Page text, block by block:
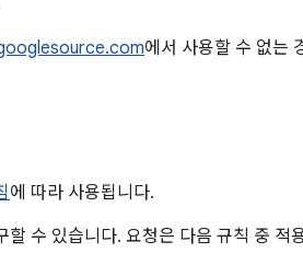
에서 사용할 수 없는
에 따라 사용됩니다.
수 있습니다. 요청은 다음 규칙 중 적